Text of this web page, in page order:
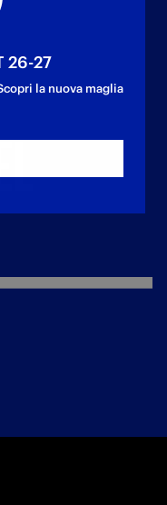
26-27
la nuova maglia